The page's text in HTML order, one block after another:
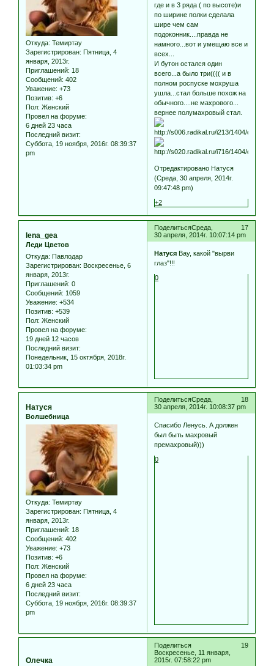
Откуда: Темиртау
Зарегистрирован: Пятница, 4
января, 2013г.
Приглашений: 18
Сообщений: 402
Уважение: +73
Позитив: +6
Пол: Женский
Провел на форуме:
6 дней 23 часа
Последний визит:
Суббота, 19 ноября, 2016г. 08:39:37
pm
где и в 3 ряда ( по высоте)и
по ширине полки сделала
шире чем сам
подоконник....правда не
намного...вот и умещаю все и
всех...
И бутон остался один
всего...а было три(((( и в
полном роспуске мохруша
ушла...стал больше похож на
обычного....не махрового...
вернее полумахровый стал.
Отредактировано Натуся
(Среда, 30 апреля, 2014г.
09:47:48 pm)
+2
Поделиться 17
Среда,
30 апреля, 2014г. 10:07:14 pm
lena_gea
Леди Цветов
Откуда: Павлодар
Зарегистрирован: Воскресенье, 6
января, 2013г.
Приглашений: 0
Сообщений: 1059
Уважение: +534
Позитив: +539
Пол: Женский
Провел на форуме:
19 дней 12 часов
Последний визит:
Понедельник, 15 октября, 2018г.
01:03:34 pm
Натуся Вау, какой "вырви
глаз"!!!
0
Поделиться 18
Среда,
30 апреля, 2014г. 10:08:37 pm
Натуся
Волшебница
Откуда: Темиртау
Зарегистрирован: Пятница, 4
января, 2013г.
Приглашений: 18
Сообщений: 402
Уважение: +73
Позитив: +6
Пол: Женский
Провел на форуме:
6 дней 23 часа
Последний визит:
Суббота, 19 ноября, 2016г. 08:39:37
pm
Спасибо Ленусь. А должен
был быть махровый
премахровый)))
0
Поделиться
19
Воскресенье, 11 января,
2015г. 07:58:22 pm
Олечка